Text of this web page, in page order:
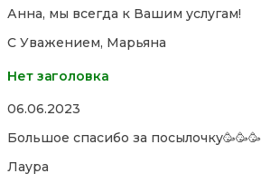
Анна, мы всегда к Вашим услугам!
С Уважением, Марьяна
Нет заголовка
Rated
out
5
06.06.2023
Большое спасибо за посылочку🥳🥳🥳
Лаура